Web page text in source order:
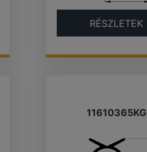
RÉSZLETEK
11610365KG